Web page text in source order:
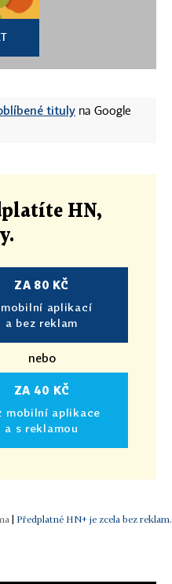
tituly na Google
HN,
.
ZA 80 KČ
mobilní aplikací
a bez reklam
nebo
ZA 40 KČ
mobilní aplikace
a s reklamou
Předplatné HN+ je zcela bez reklam.